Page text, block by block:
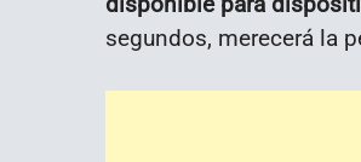
segundos, merecerá la